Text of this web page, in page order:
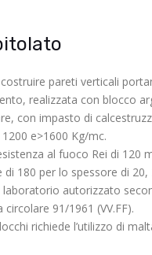
pareti verticali
realizzata con blocco
con impasto di
e>1600 Kg/mc.
al fuoco Rei di 120
di 180 per lo spessore di 20,
autorizzato
circolare 91/1961 (VV.FF).
richiede l’utilizzo di